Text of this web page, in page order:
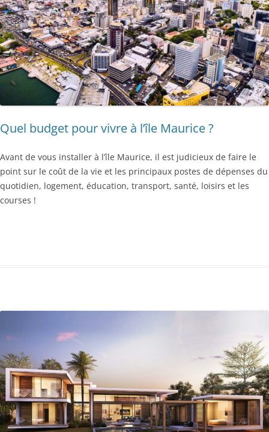
Quel budget pour vivre à l’île Maurice ?
Avant de vous installer à l’île Maurice, il est judicieux de faire le
point sur le coût de la vie et les principaux postes de dépenses du
quotidien, logement, éducation, transport, santé, loisirs et les
courses !